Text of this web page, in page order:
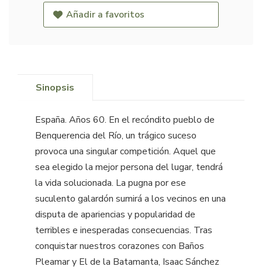
Añadir a favoritos
Sinopsis
España. Años 60. En el recóndito pueblo de
Benquerencia del Río, un trágico suceso
provoca una singular competición. Aquel que
sea elegido la mejor persona del lugar, tendrá
la vida solucionada. La pugna por ese
suculento galardón sumirá a los vecinos en una
disputa de apariencias y popularidad de
terribles e inesperadas consecuencias. Tras
conquistar nuestros corazones con Baños
Pleamar y El de la Batamanta, Isaac Sánchez